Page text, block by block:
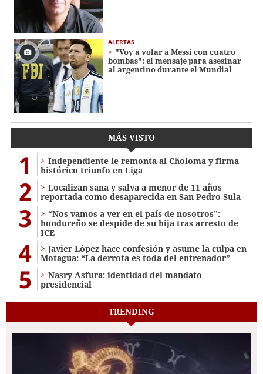
ALERTAS
"Voy a volar a Messi con cuatro
bombas": el mensaje para asesinar
al argentino durante el Mundial
MÁS VISTO
1
Independiente le remonta al Choloma y firma
histórico triunfo en Liga
2
Localizan sana y salva a menor de 11 años
reportada como desaparecida en San Pedro Sula
3
“Nos vamos a ver en el país de nosotros”:
hondureño se despide de su hija tras arresto de
ICE
4
Javier López hace confesión y asume la culpa en
Motagua: “La derrota es toda del entrenador”
5
Nasry Asfura: identidad del mandato
presidencial
TRENDING